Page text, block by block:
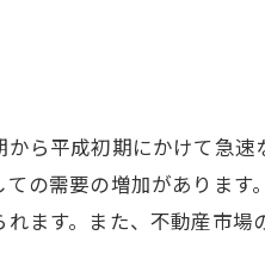
ら平成初期にかけて急速
の需要の増加があります
ます。また、不動産市場